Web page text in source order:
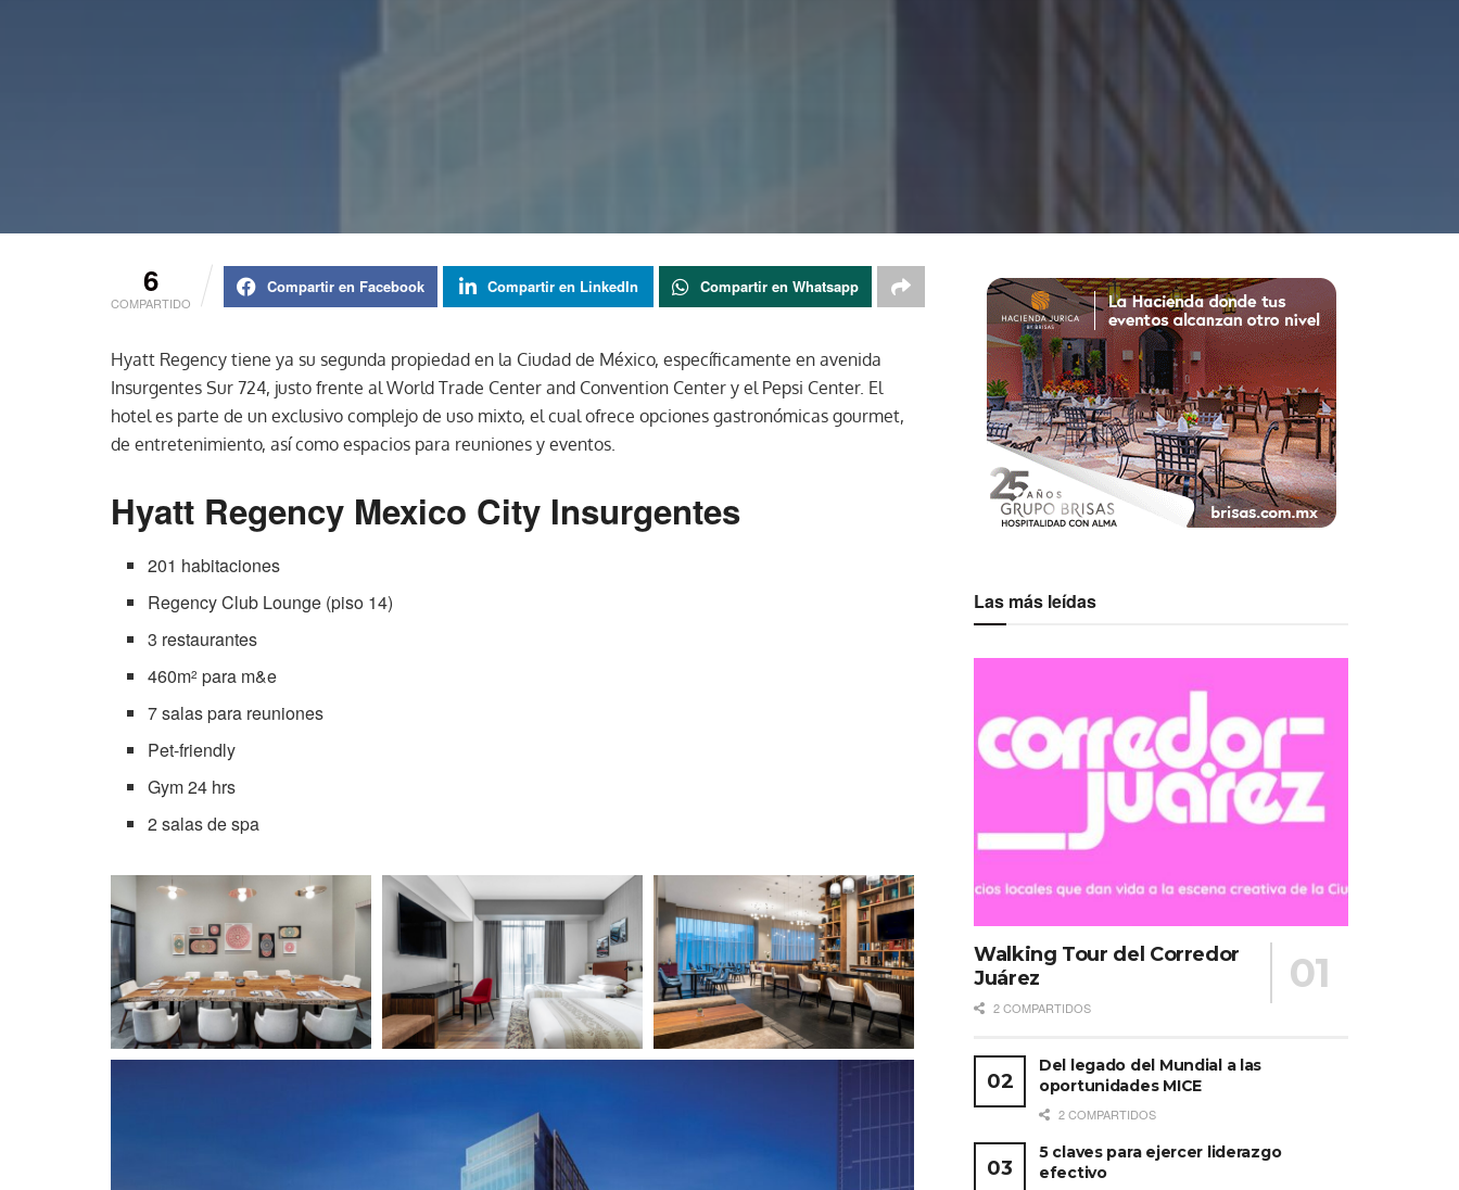
6
COMPARTIDO
Compartir en Facebook Compartir en LinkedIn Compartir en Whatsapp
Hyatt Regency tiene ya su segunda propiedad en la Ciudad de México, específicamente en avenida
Insurgentes Sur 724, justo frente al World Trade Center and Convention Center y el Pepsi Center. El
hotel es parte de un exclusivo complejo de uso mixto, el cual ofrece opciones gastronómicas gourmet,
de entretenimiento, así como espacios para reuniones y eventos.
Hyatt Regency Mexico City Insurgentes
201 habitaciones
Regency Club Lounge (piso 14)
3 restaurantes
460m2 para m&e
7 salas para reuniones
Pet-friendly
Gym 24 hrs
2 salas de spa
Las más leídas
Walking Tour del Corredor
Juárez
2 COMPARTIDOS
Del legado del Mundial a las
oportunidades MICE
2 COMPARTIDOS
5 claves para ejercer liderazgo
efectivo